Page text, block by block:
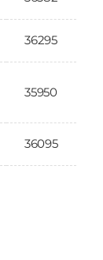
36295
35950
36095